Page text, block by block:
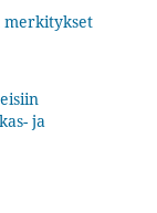
merkitykset
ja